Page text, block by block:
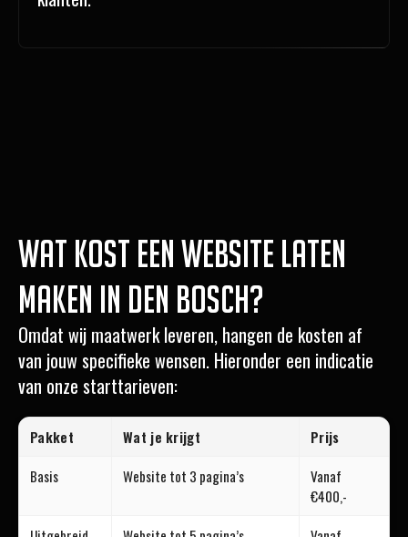
Wat kost een website laten
maken in Den Bosch?
Omdat wij maatwerk leveren, hangen de kosten af
van jouw specifieke wensen. Hieronder een indicatie
van onze starttarieven:
Pakket Wat je krijgt
Prijs
Basis
Website tot 3 pagina’s
Vanaf
€400,-